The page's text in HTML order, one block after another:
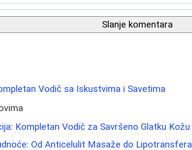
Slanje komentara
Vodič sa Iskustvima i Savetima
Kompletan Vodič za Savršeno Glatku Kožu
Od Anticelulit Masaže do Lipotransfera